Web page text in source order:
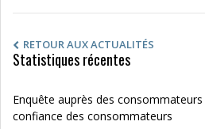
RETOUR AUX ACTUALITÉS
Statistiques récentes
Enquête auprès des
confiance des consommateurs